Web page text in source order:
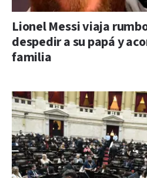
Lionel Messi viaja
despedir a su papá y
familia